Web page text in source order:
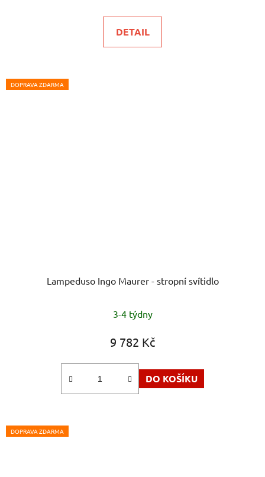
DETAIL
DOPRAVA ZDARMA
Lampeduso Ingo Maurer - stropní svítidlo
3-4 týdny
9 782 Kč
DO KOŠÍKU
DOPRAVA ZDARMA